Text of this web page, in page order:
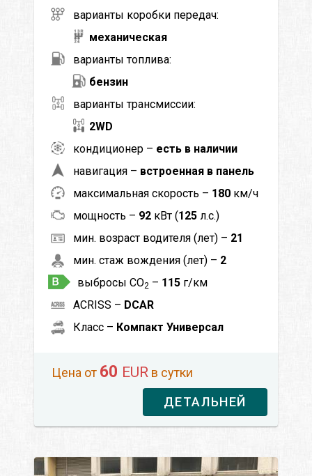
варианты коробки передач:
механическая
варианты топлива:
бензин
варианты трансмиссии:
2WD
кондиционер – есть в наличии
навигация – встроенная в панель
максимальная скорость – 180 км/ч
мощность – 92 кВт (125 л.с.)
мин. возраст водителя (лет) – 21
мин. стаж вождения (лет) – 2
выбросы CO2 – 115 г/км
ACRISS – DCAR
Класс – Компакт Универсал
Цена от 60 EUR в сутки
ДЕТАЛЬНЕЙ